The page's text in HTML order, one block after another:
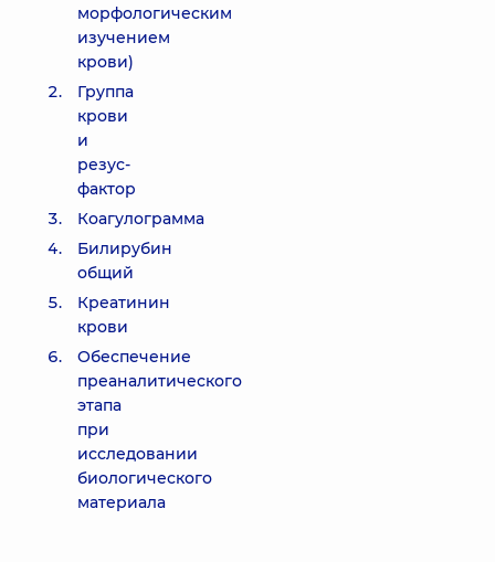
морфологическим
изучением
крови)
Группа
крови
и
резус-
фактор
Коагулограмма
Билирубин
общий
Креатинин
крови
Обеспечение
преаналитического
этапа
при
исследовании
биологического
материала